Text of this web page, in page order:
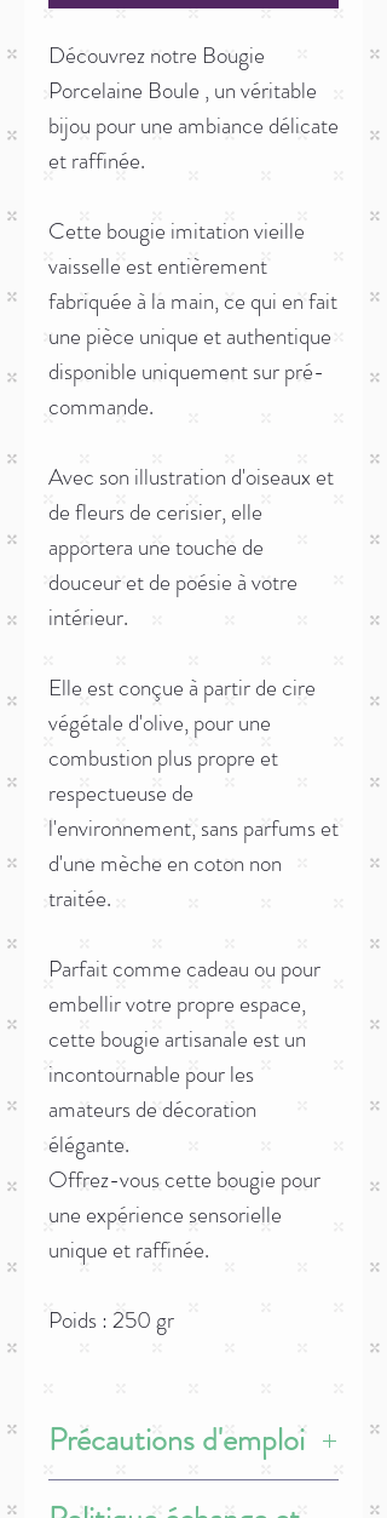
Découvrez notre Bougie
Porcelaine Boule , un véritable
bijou pour une ambiance délicate
et raffinée.
Cette bougie imitation vieille
vaisselle est entièrement
fabriquée à la main, ce qui en fait
une pièce unique et authentique
disponible uniquement sur pré-
commande.
Avec son illustration d'oiseaux et
de fleurs de cerisier, elle
apportera une touche de
douceur et de poésie à votre
intérieur.
Elle est conçue à partir de cire
végétale d'olive, pour une
combustion plus propre et
respectueuse de
l'environnement, sans parfums et
d'une mèche en coton non
traitée.
Parfait comme cadeau ou pour
embellir votre propre espace,
cette bougie artisanale est un
incontournable pour les
amateurs de décoration
élégante.
Offrez-vous cette bougie pour
une expérience sensorielle
unique et raffinée.
Poids : 250 gr
Précautions d'emploi